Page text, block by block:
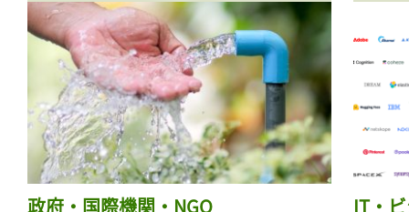
政府・国際機関・NGO IT・